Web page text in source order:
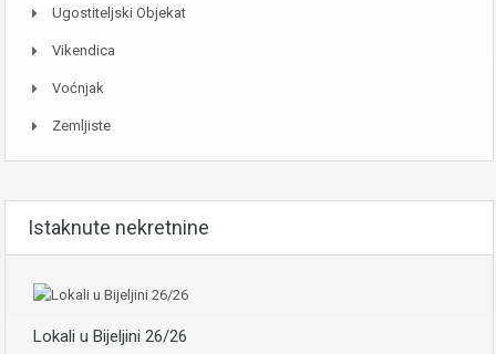
Ugostiteljski Objekat
Vikendica
Voćnjak
Zemljiste
Istaknute nekretnine
Lokali u Bijeljini 26/26